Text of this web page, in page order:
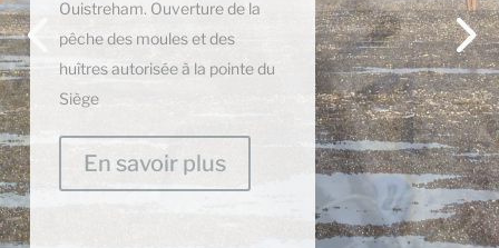
mer", ce crustacé est
désormais un mets apprécié et
pêché dans le monde entier.
Reconnaissez-vous l'espèce du
mois ? 👉Pour plus
d'informations sur cette espèce
rendez-vous sur la fiche